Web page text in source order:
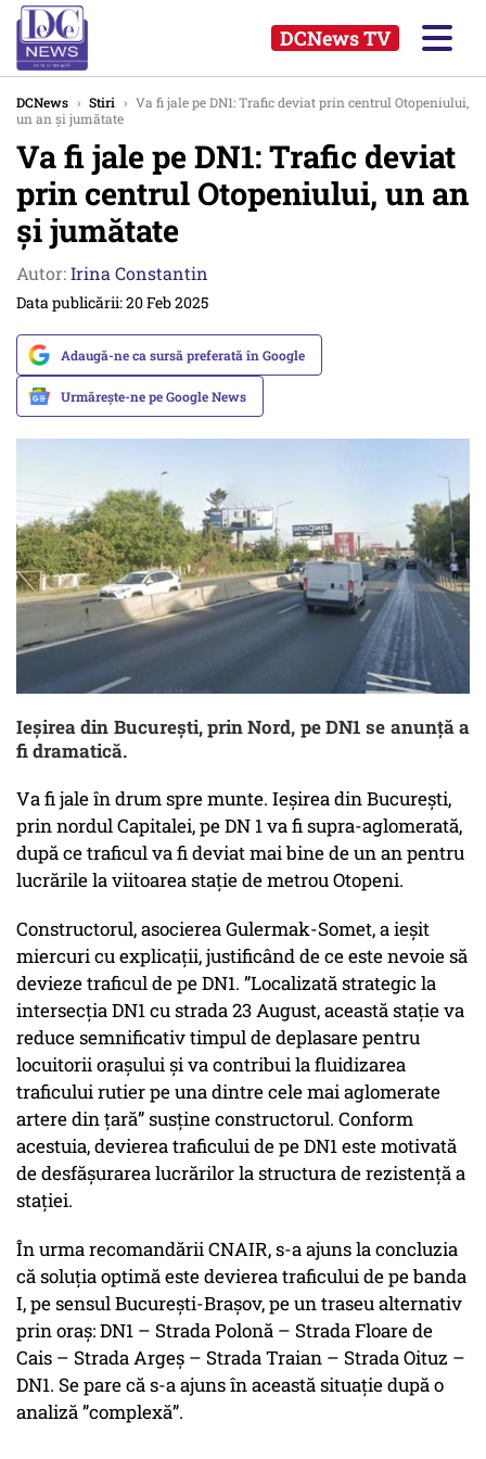
DCNews TV
DCNews › Stiri › Va fi jale pe DN1: Trafic deviat prin centrul Otopeniului,
un an și jumătate
Va fi jale pe DN1: Trafic deviat
prin centrul Otopeniului, un an
și jumătate
Autor:Irina Constantin
Data publicării: 20 Feb 2025
Adaugă-ne ca sursă preferată în Google
Urmărește-ne pe Google News
Ieșirea din București, prin Nord, pe DN1 se anunță a
fi dramatică.
Va fi jale în drum spre munte. Ieșirea din București,
prin nordul Capitalei, pe DN 1 va fi supra-aglomerată,
după ce traficul va fi deviat mai bine de un an pentru
lucrările la viitoarea stație de metrou Otopeni.
Constructorul, asocierea Gulermak-Somet, a ieșit
miercuri cu explicații, justificând de ce este nevoie să
devieze traficul de pe DN1. ”Localizată strategic la
intersecția DN1 cu strada 23 August, această stație va
reduce semnificativ timpul de deplasare pentru
locuitorii orașului și va contribui la fluidizarea
traficului rutier pe una dintre cele mai aglomerate
artere din țară” susține constructorul. Conform
acestuia, devierea traficului de pe DN1 este motivată
de desfășurarea lucrărilor la structura de rezistență a
stației.
În urma recomandării CNAIR, s-a ajuns la concluzia
că soluția optimă este devierea traficului de pe banda
I, pe sensul București-Brașov, pe un traseu alternativ
prin oraș: DN1 – Strada Polonă – Strada Floare de
Cais – Strada Argeș – Strada Traian – Strada Oituz –
DN1. Se pare că s-a ajuns în această situație după o
analiză ”complexă”.